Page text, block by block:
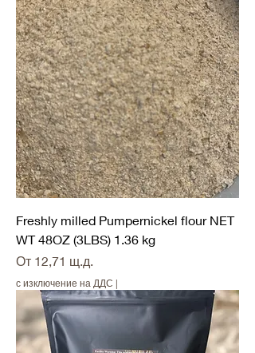
Freshly milled Pumpernickel flour NET
WT 48OZ (3LBS) 1.36 kg
От 12,71 щ.д.
Продажна цена
с изключение на ДДС |